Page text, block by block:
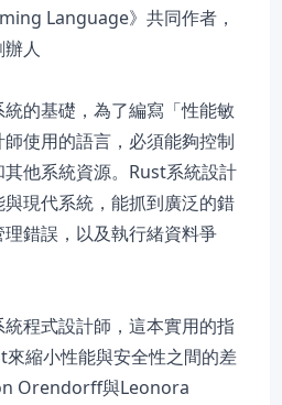
Language》共同作者，
人
的基礎，為了編寫「性能敏
使用的語言，必須能夠控制
他系統資源。Rust系統設計
現代系統，能抓到廣泛的錯
錯誤，以及執行緒資料爭
程式設計師，這本實用的指
縮小性能與安全性之間的差
Orendorff與Leonora